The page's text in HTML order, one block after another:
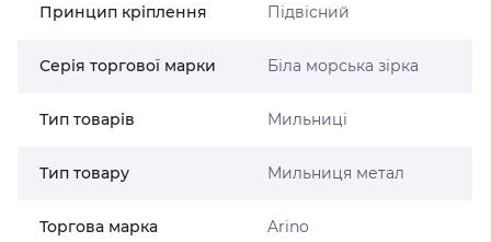
Принцип кріплення Підвісний
Серія торгової марки Біла морська зірка
Тип товарів Мильниці
Тип товару Мильниця метал
Торгова марка Arino